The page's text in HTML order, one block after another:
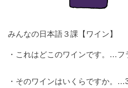
みんなの日本語３課【ワイン】
・これはどこのワインです。…フ
・そのワインはいくらですか。